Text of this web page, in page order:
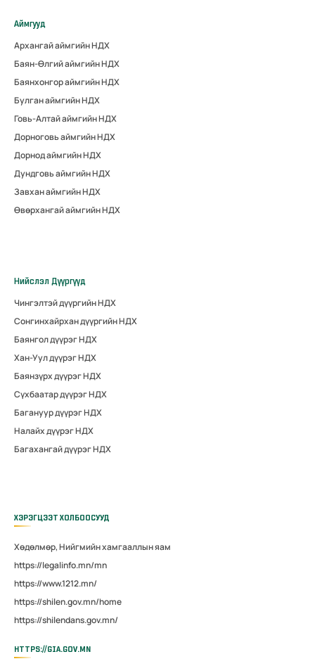
Аймгууд
Архангай аймгийн НДХ
Баян-Өлгий аймгийн НДХ
Баянхонгор аймгийн НДХ
Булган аймгийн НДХ
Говь-Алтай аймгийн НДХ
Дорноговь аймгийн НДХ
Дорнод аймгийн НДХ
Дундговь аймгийн НДХ
Завхан аймгийн НДХ
Өвөрхангай аймгийн НДХ
Нийслэл Дүүргүүд
Чингэлтэй дүүргийн НДХ
Сонгинхайрхан дүүргийн НДХ
Баянгол дүүрэг НДХ
Хан-Уул дүүрэг НДХ
Баянзүрх дүүрэг НДХ
Сүхбаатар дүүрэг НДХ
Багануур дүүрэг НДХ
Налайх дүүрэг НДХ
Багахангай дүүрэг НДХ
ХЭРЭГЦЭЭТ ХОЛБООСУУД
Хөдөлмөр, Нийгмийн хамгааллын яам
https://legalinfo.mn/mn
https://www.1212.mn/
https://shilen.gov.mn/home
https://shilendans.gov.mn/
HTTPS://GIA.GOV.MN